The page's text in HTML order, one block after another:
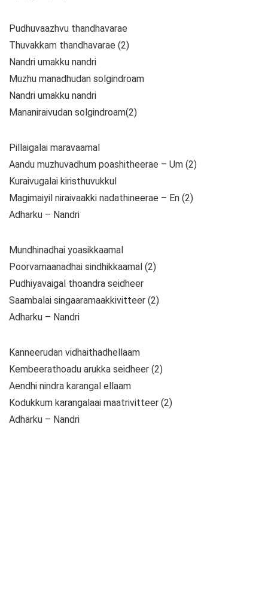
Pudhuvaazhvu thandhavarae
Thuvakkam thandhavarae (2)
Nandri umakku nandri
Muzhu manadhudan solgindroam
Nandri umakku nandri
Mananiraivudan solgindroam(2)
Pillaigalai maravaamal
Aandu muzhuvadhum poashitheerae – Um (2)
Kuraivugalai kiristhuvukkul
Magimaiyil niraivaakki nadathineerae – En (2)
Adharku – Nandri
Mundhinadhai yoasikkaamal
Poorvamaanadhai sindhikkaamal (2)
Pudhiyavaigal thoandra seidheer
Saambalai singaaramaakkivitteer (2)
Adharku – Nandri
Kanneerudan vidhaithadhellaam
Kembeerathoadu arukka seidheer (2)
Aendhi nindra karangal ellaam
Kodukkum karangalaai maatrivitteer (2)
Adharku – Nandri